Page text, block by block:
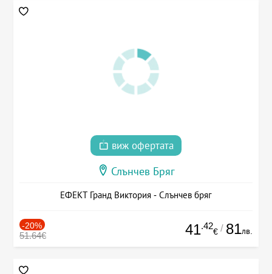
виж офертата
Слънчев Бряг
ЕФЕКТ Гранд Виктория - Слънчев бряг
-20%
51.64€ 41.42
€ / 81лв.